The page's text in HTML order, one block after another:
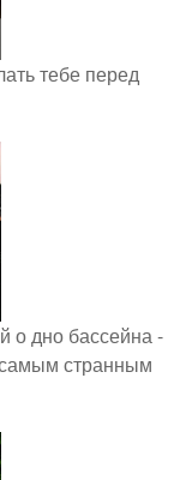
тебе перед
о дно бассейна -
самым странным